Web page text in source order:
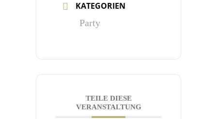
KATEGORIEN
Party
TEILE DIESE
VERANSTALTUNG